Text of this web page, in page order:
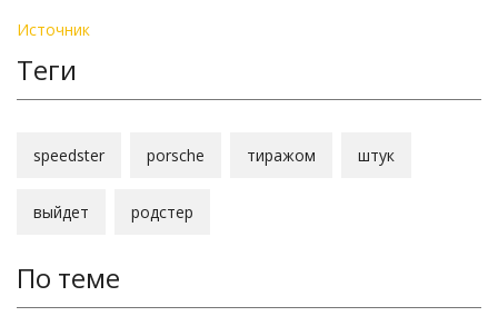
Источник
Теги
speedster porsche тиражом штук
выйдет родстер
По теме